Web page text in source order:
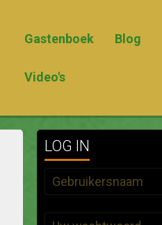
Gastenboek Blog
Video's
LOG IN